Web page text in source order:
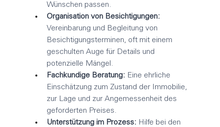
Wünschen passen.
Organisation von Besichtigungen:
Vereinbarung und Begleitung von
Besichtigungsterminen, oft mit einem
geschulten Auge für Details und
potenzielle Mängel.
Fachkundige Beratung: Eine ehrliche
Einschätzung zum Zustand der Immobilie,
zur Lage und zur Angemessenheit des
geforderten Preises.
Unterstützung im Prozess: Hilfe bei den